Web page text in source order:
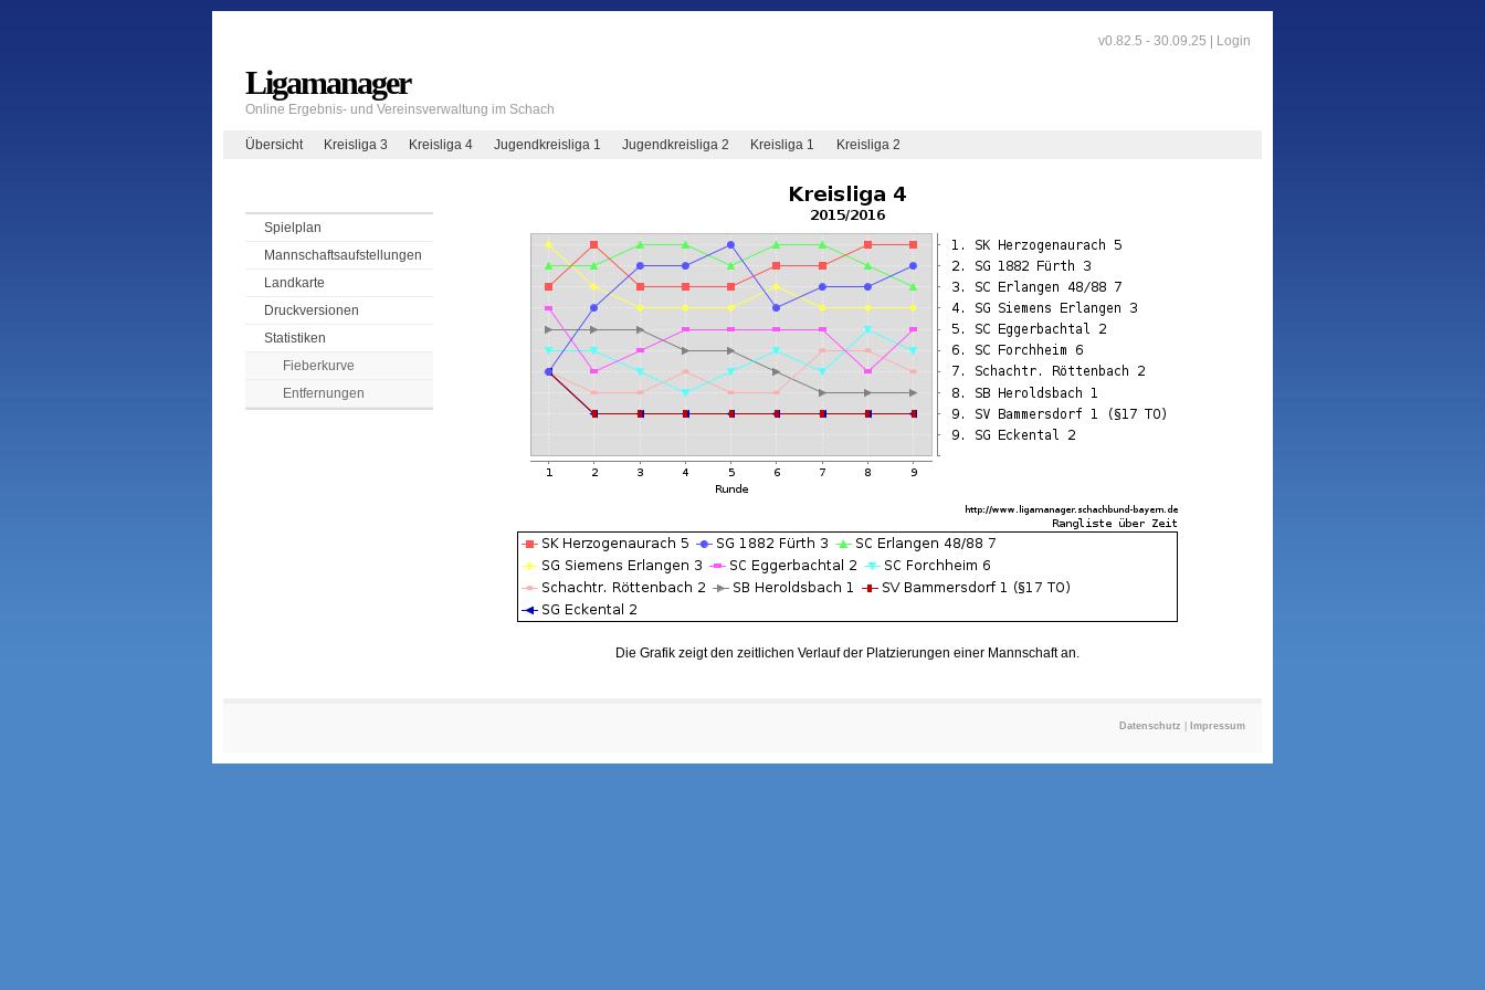
v0.82.5 - 30.09.25 | Login
Ligamanager
Online Ergebnis- und Vereinsverwaltung im Schach
Übersicht Kreisliga 3 Kreisliga 4 Jugendkreisliga 1 Jugendkreisliga 2 Kreisliga 1 Kreisliga 2
Spielplan
Mannschaftsaufstellungen
Landkarte
Druckversionen
Statistiken
Fieberkurve
Entfernungen
Die Grafik zeigt den zeitlichen Verlauf der Platzierungen einer Mannschaft an.
Datenschutz Impressum